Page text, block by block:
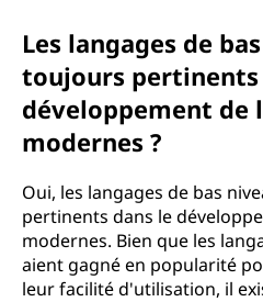
Les langages de
toujours pertinents
développement de
modernes ?
Oui, les langages de bas
pertinents dans le
modernes. Bien que les
aient gagné en popularité
leur facilité d'utilisation, il